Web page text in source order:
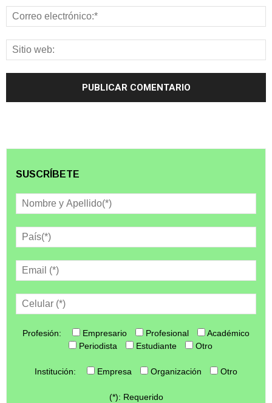
SUSCRÍBETE
Profesión: Empresario Profesional
Académico
Periodista
Estudiante Otro
Institución: Empresa Organización Otro
(*): Requerido